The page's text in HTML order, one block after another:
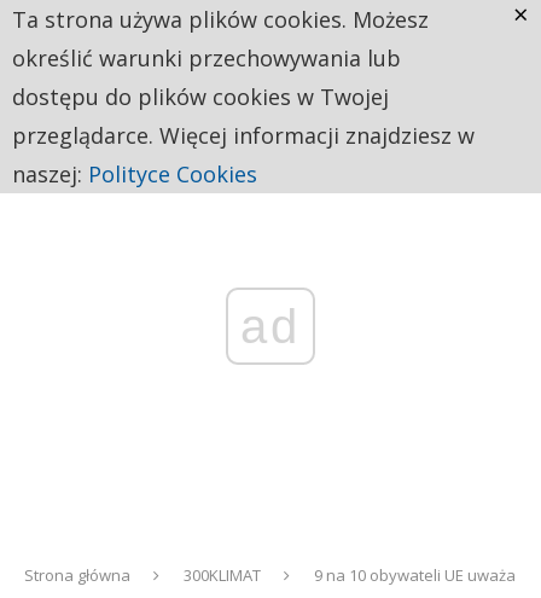
ad
Strona główna 300KLIMAT
9 na 10 obywateli UE uważa
Ta strona używa plików cookies. Możesz
określić warunki przechowywania lub
dostępu do plików cookies w Twojej
przeglądarce. Więcej informacji znajdziesz w
naszej: Polityce Cookies
×